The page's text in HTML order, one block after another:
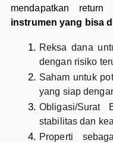
mendapatkan
instrumen yang bisa
Reksa dana
dengan risiko
Saham untuk
yang siap
Obligasi/Surat
stabilitas dan
Properti